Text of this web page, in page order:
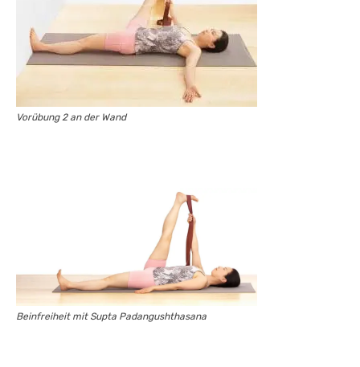
Vorübung 2 an der Wand
Beinfreiheit mit Supta Padangushthasana